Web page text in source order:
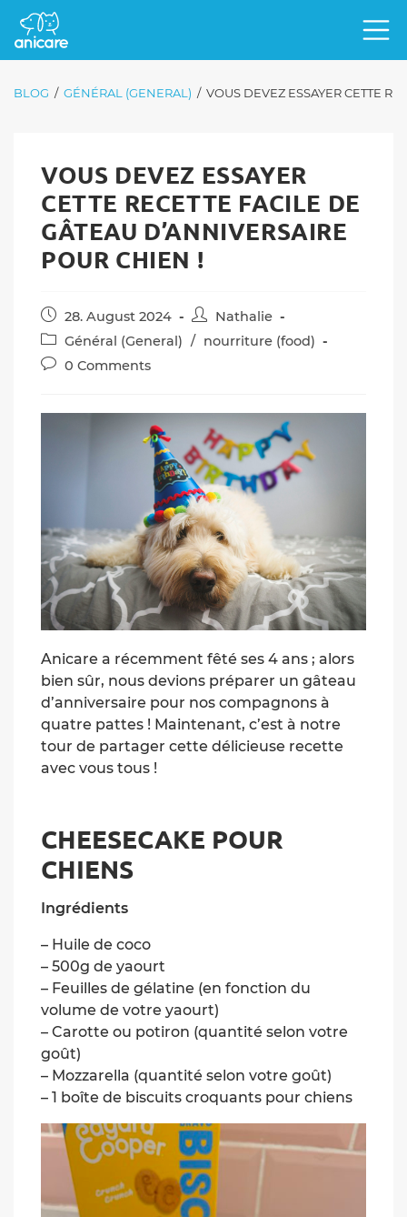
BLOG / GÉNÉRAL (GENERAL) / VOUS DEVEZ ESSAYER CETTE
VOUS DEVEZ ESSAYER
CETTE RECETTE FACILE DE
GÂTEAU D’ANNIVERSAIRE
POUR CHIEN !
Post
published:
28. August 2024
Post
author:
Nathalie
Post
category:
Général (General) / nourriture (food)
Post0 Comments
Anicare a récemment fêté ses 4 ans ; alors
bien sûr, nous devions préparer un gâteau
d’anniversaire pour nos compagnons à
quatre pattes ! Maintenant, c’est à notre
tour de partager cette délicieuse recette
avec vous tous !
CHEESECAKE POUR
CHIENS
Ingrédients
– Huile de coco
– 500g de yaourt
– Feuilles de gélatine (en fonction du
volume de votre yaourt)
– Carotte ou potiron (quantité selon votre
goût)
– Mozzarella (quantité selon votre goût)
– 1 boîte de biscuits croquants pour chiens